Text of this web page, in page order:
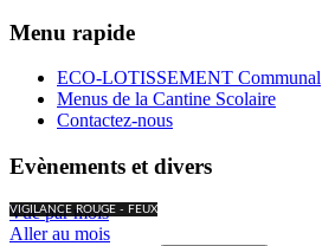
Menu rapide
ECO-LOTISSEMENT Communal
Menus de la Cantine Scolaire
Contactez-nous
Evènements et divers
VIGILANCE ROUGE - FEUX
Vue par mois
Aller au mois